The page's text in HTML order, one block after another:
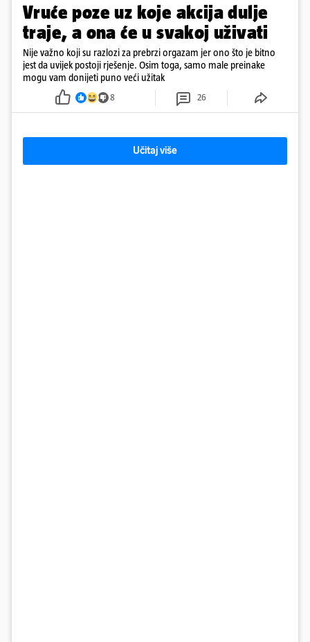
Vruće poze uz koje akcija dulje
traje, a ona će u svakoj uživati
Nije važno koji su razlozi za prebrzi orgazam jer ono što je bitno
jest da uvijek postoji rješenje. Osim toga, samo male preinake
mogu vam donijeti puno veći užitak
8 26
Učitaj više